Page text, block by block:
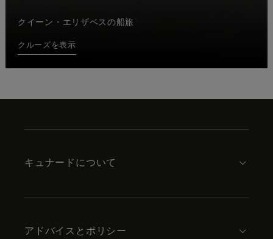
クイーン・エリザベスの船旅
クルーズを表示
キュナードについて
アドバイスとポリシー